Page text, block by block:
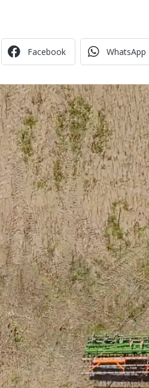
Facebook WhatsApp